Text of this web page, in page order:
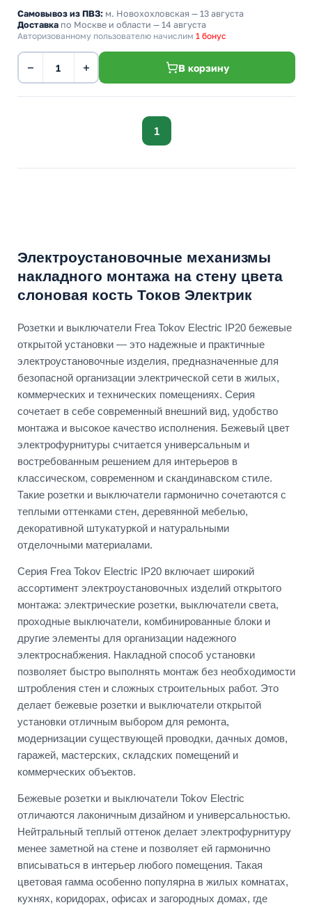
Самовывоз из ПВЗ: м. Новохохловская — 13 августа
Доставка по Москве и области — 14 августа
Авторизованному пользователю начислим 1 бонус
− + В корзину
1
Электроустановочные механизмы
накладного монтажа на стену цвета
слоновая кость Токов Электрик
Розетки и выключатели Frea Tokov Electric IP20 бежевые
открытой установки — это надежные и практичные
электроустановочные изделия, предназначенные для
безопасной организации электрической сети в жилых,
коммерческих и технических помещениях. Серия
сочетает в себе современный внешний вид, удобство
монтажа и высокое качество исполнения. Бежевый цвет
электрофурнитуры считается универсальным и
востребованным решением для интерьеров в
классическом, современном и скандинавском стиле.
Такие розетки и выключатели гармонично сочетаются с
теплыми оттенками стен, деревянной мебелью,
декоративной штукатуркой и натуральными
отделочными материалами.
Серия Frea Tokov Electric IP20 включает широкий
ассортимент электроустановочных изделий открытого
монтажа: электрические розетки, выключатели света,
проходные выключатели, комбинированные блоки и
другие элементы для организации надежного
электроснабжения. Накладной способ установки
позволяет быстро выполнять монтаж без необходимости
штробления стен и сложных строительных работ. Это
делает бежевые розетки и выключатели открытой
установки отличным выбором для ремонта,
модернизации существующей проводки, дачных домов,
гаражей, мастерских, складских помещений и
коммерческих объектов.
Бежевые розетки и выключатели Tokov Electric
отличаются лаконичным дизайном и универсальностью.
Нейтральный теплый оттенок делает электрофурнитуру
менее заметной на стене и позволяет ей гармонично
вписываться в интерьер любого помещения. Такая
цветовая гамма особенно популярна в жилых комнатах,
кухнях, коридорах, офисах и загородных домах, где